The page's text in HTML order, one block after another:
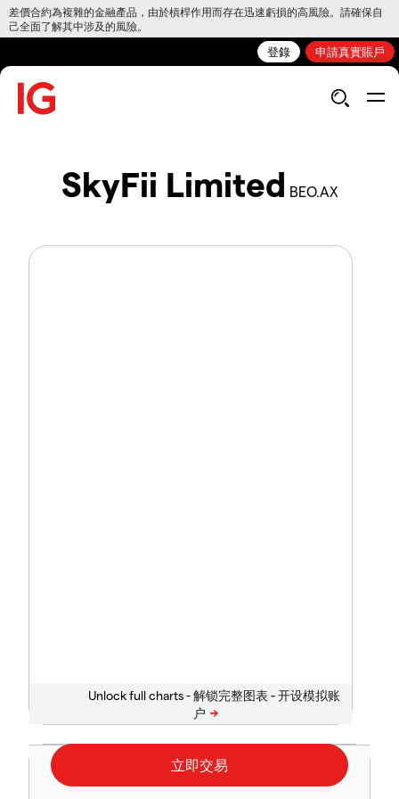
差價合約為複雜的金融產品，由於槓桿作用而存在迅速虧損的高風險。請確保自
己全面了解其中涉及的風險。
登錄 申請真實賬戶
SkyFii Limited BEO.AX
Unlock full charts -